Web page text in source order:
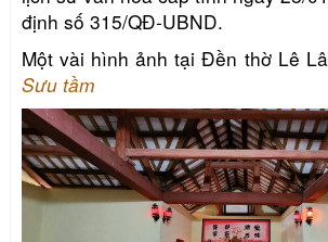
định số 315/QĐ-UBND.
Một vài hình ảnh tại Đền thờ Lê
Sưu tầm